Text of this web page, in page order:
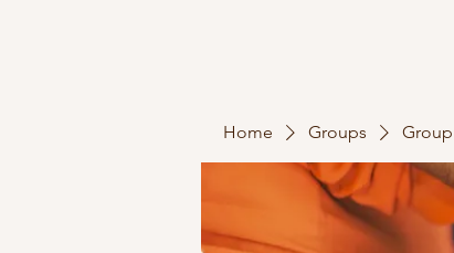
Home Groups Group